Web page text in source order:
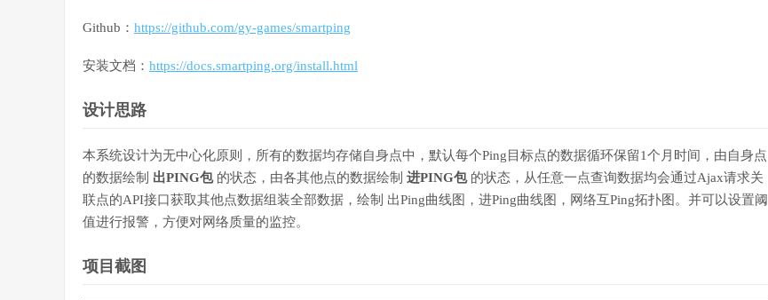
Github： https://github.com/gy-games/smartping
安装文档： https://docs.smartping.org/install.html
设计思路
本系统设计为无中心化原则，所有的数据均存储自身点中，默认每个Ping目标点的数据循环保留1个月时间，由自身点
的数据绘制 出PING包的状态，由各其他点的数据绘制 进PING包的状态，从任意一点查询数据均会通过Ajax请求关
联点的API接口获取其他点数据组装全部数据，绘制 出Ping曲线图，进Ping曲线图，网络互Ping拓扑图。并可以设置阈
值进行报警，方便对网络质量的监控。
项目截图